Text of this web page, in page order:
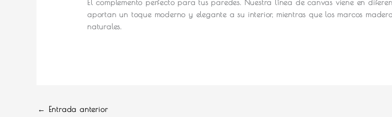
El complemento perfecto para tus paredes. Nuestra línea de canvas viene en
aportan un toque moderno y elegante a su interior, mientras que los marcos
naturales.
← Entrada anterior